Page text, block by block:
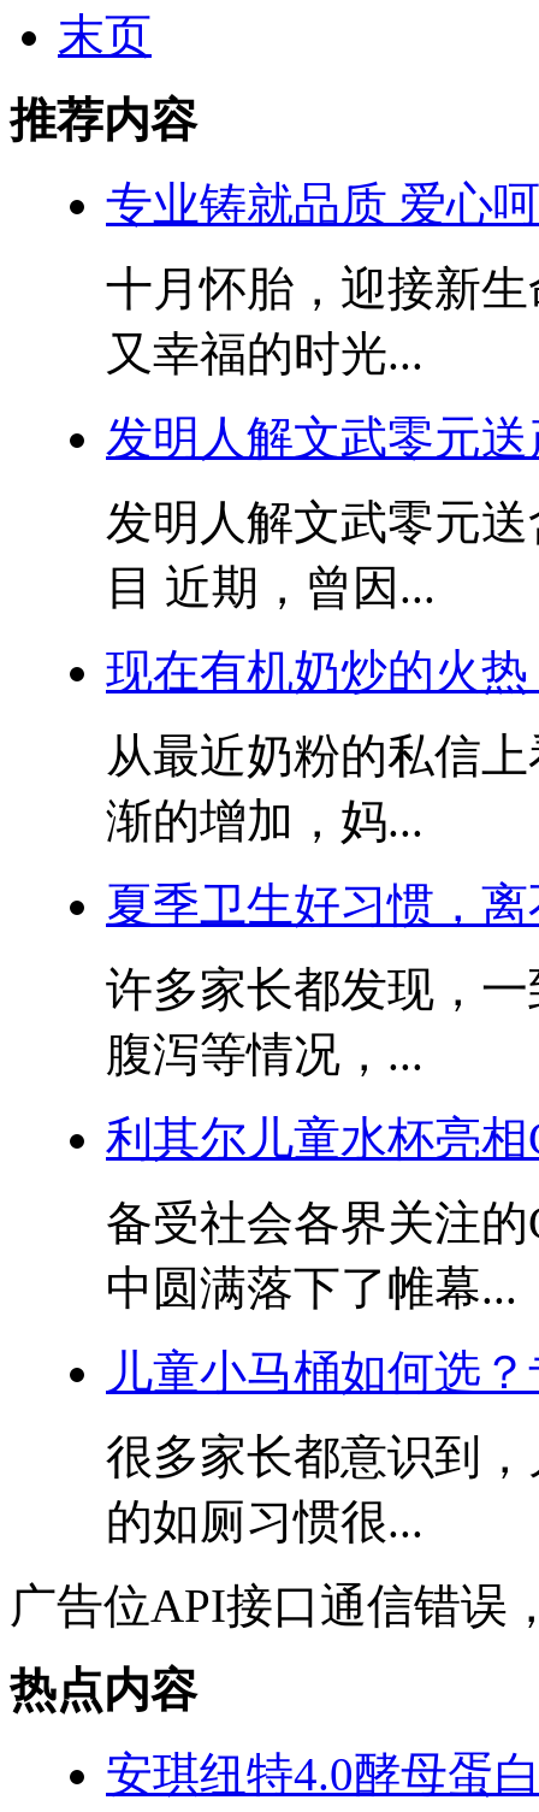
末页
推荐内容
专业铸就品质 爱心
十月怀胎，迎接新
又幸福的时光...
发明人解文武零元
发明人解文武零元
目 近期，曾因...
现在有机奶炒的火
从最近奶粉的私信
渐的增加，妈...
夏季卫生好习惯，
许多家长都发现，
腹泻等情况，...
利其尔儿童水杯亮
备受社会各界关注
中圆满落下了帷幕...
儿童小马桶如何选
很多家长都意识到
的如厕习惯很...
广告位API接口通信错误
热点内容
安琪纽特4.0酵母蛋